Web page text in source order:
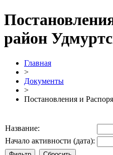
район
Главная
>
Документы
>
Постановления и
Название:
Начало активности (дата):